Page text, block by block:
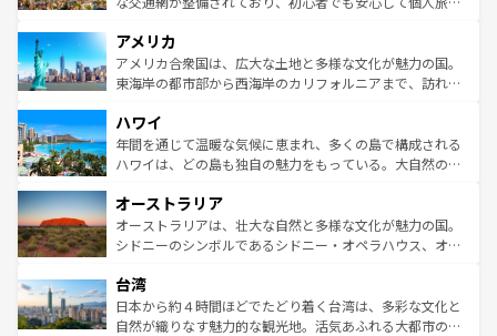
ンツ一覧を参照してほしい。
の建物がそのまま残る町や、スイスならではのユニークな
博物館もあり、アルプス観光だけでなく町歩きも満喫する
ことができる。国民の所得が高いため物価も高いが、旅行
ば市内交通費無料で観光を楽しむこともできる。 なお、新
着のスイス情報はコンテンツ一覧 を参照してほしい。
アメリカ
アメリカ合衆国は、広大な土地と多様な文化が魅力の国。
東海岸の都市部から西海岸のカリフォルニアまで、訪れる
のような巨大都市は、観光、ショッピング、エンターテイ
ンメントが詰まった刺激的なスポットだ。一方、アメリカ
西部には大自然が広がり、グランドキャニオンやイエロー
部のニューオーリンズでは、音楽と美食が融合した独特の
文化が魅力。旅行者はアメリカの各地域で異なる魅力を楽
しみながら、その多様性と豊かな歴史を感じることができ
ならではの贅沢な旅のスタイルだ。 なお、新着のアメリカ
情報はコンテンツ一覧を参照してほしい。
ハワイ
年間を通じて温暖な気候に恵まれ、多くの島で構成される
ハワイは、どの島も独自の魅力をもっている。大自然の神
ワイ島は見逃せない。また、定番の観光地といえばオアフ
島だが、静かな自然を求めるならマウイ島やカウアイ島が
おすすめ。エメラルドグリーンに輝く海をはじめ、豊かな
れるおもてなしの心で訪れる人々を迎えてくれるハワイの
人々、おいしいローカルフードやハワイアンミュージッ
ク、伝統的なフラダンスなど、すべてがハワイの魅力を彩
オーストラリア
オーストラリアは、壮大な自然と多様な文化が魅力の国。
シドニーのシンボルであるシドニー・オペラハウス、オー
リアリーフや大陸中央部にそびえるウルル（エアーズロッ
ク）、タスマニアの美しい原生林やケアンズの熱帯雨林な
ど、見どころがたくさん。また、カフェやワイン、オージ
台湾
日本から約４時間ほどでたどり着く台湾は、多彩な文化と
自然が織りなす魅力的な観光地。活気あふれる大都市の台